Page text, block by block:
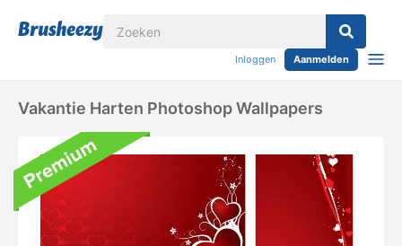
Inloggen Aanmelden
Vakantie Harten Photoshop Wallpapers